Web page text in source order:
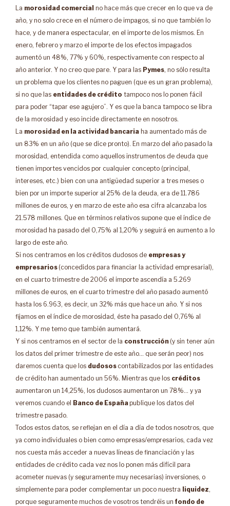
La morosidad comercial no hace más que crecer en lo que va de
año, y no solo crece en el número de impagos, si no que también lo
hace, y de manera espectacular, en el importe de los mismos. En
enero, febrero y marzo el importe de los efectos impagados
aumentó un 48%, 77% y 60%, respectivamente con respecto al
año anterior. Y no creo que pare. Y para las Pymes, no sólo resulta
un problema que los clientes no paguen (que es un gran problema),
si no que las entidades de crédito tampoco nos lo ponen fácil
para poder “tapar ese agujero”. Y es que la banca tampoco se libra
de la morosidad y eso incide directamente en nosotros.
La morosidad en la actividad bancaria ha aumentado más de
un 83% en un año (que se dice pronto). En marzo del año pasado la
morosidad, entendida como aquellos instrumentos de deuda que
tienen importes vencidos por cualquier concepto (principal,
intereses, etc.) bien con una antigüedad superior a tres meses o
bien por un importe superior al 25% de la deuda, era de 11.786
millones de euros, y en marzo de este año esa cifra alcanzaba los
21.578 millones. Que en términos relativos supone que el índice de
morosidad ha pasado del 0,75% al 1,20% y seguirá en aumento a lo
largo de este año.
Si nos centramos en los créditos dudosos de empresas y
empresarios (concedidos para financiar la actividad empresarial),
en el cuarto trimestre de 2006 el importe ascendía a 5.269
millones de euros, en el cuarto trimestre del año pasado aumentó
hasta los 6.963, es decir, un 32% más que hace un año. Y si nos
fijamos en el índice de morosidad, éste ha pasado del 0,76% al
1,12%. Y me temo que también aumentará.
Y si nos centramos en el sector de la construcción (y sin tener aún
los datos del primer trimestre de este año… que serán peor) nos
daremos cuenta que los dudosos contabilizados por las entidades
de crédito han aumentado un 56%. Mientras que los créditos
aumentaron un 14,25%, los dudosos aumentaron un 78%… y ya
veremos cuando el Banco de Españapublique los datos del
trimestre pasado.
Todos estos datos, se reflejan en el día a día de todos nosotros, que
ya como individuales o bien como empresas/empresarios, cada vez
nos cuesta más acceder a nuevas líneas de financiación y las
entidades de crédito cada vez nos lo ponen más difícil para
acometer nuevas (y seguramente muy necesarias) inversiones, o
simplemente para poder complementar un poco nuestra liquidez,
porque seguramente muchos de vosotros tendréis un fondo de